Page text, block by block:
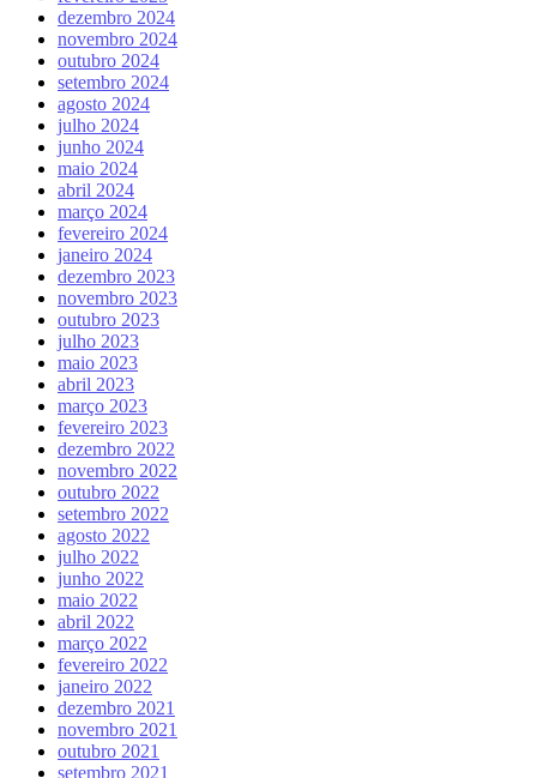
dezembro 2024
novembro 2024
outubro 2024
setembro 2024
agosto 2024
julho 2024
junho 2024
maio 2024
abril 2024
março 2024
fevereiro 2024
janeiro 2024
dezembro 2023
novembro 2023
outubro 2023
julho 2023
maio 2023
abril 2023
março 2023
fevereiro 2023
dezembro 2022
novembro 2022
outubro 2022
setembro 2022
agosto 2022
julho 2022
junho 2022
maio 2022
abril 2022
março 2022
fevereiro 2022
janeiro 2022
dezembro 2021
novembro 2021
outubro 2021
setembro 2021